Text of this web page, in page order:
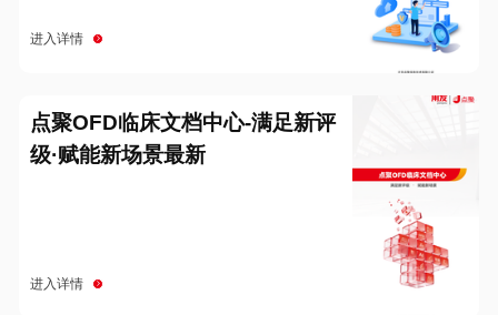
进入详情
点聚OFD临床文档中心-满足新评
级·赋能新场景最新
进入详情